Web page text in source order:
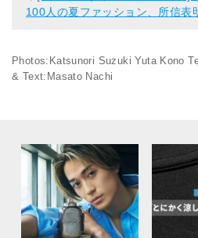
100人の夏ファッション、所信表
Photos:Katsunori Suzuki Yuta Kono
& Text:Masato Nachi